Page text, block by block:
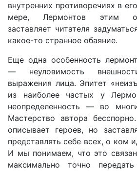
внутренних противоречиях в
мере, Лермонтов этим
заставляет читателя
какое-то странное обаяние.
Еще одна особенность
— неуловимость
выражения лица. Эпитет
из наиболее частых у
неопределенность — во
Мастерство автора
описывает героев, но
представлять себе всех, о ком
И мы понимаем, что это
максимально точно